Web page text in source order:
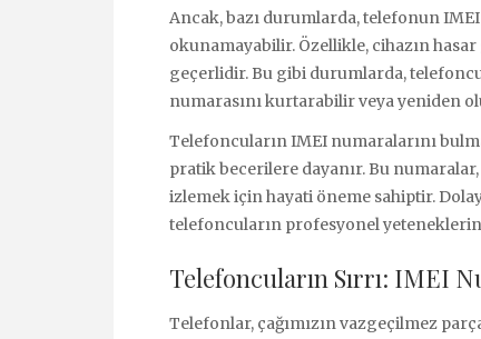
Ancak, bazı durumlarda, telefonun
okunamayabilir. Özellikle, cihazın
geçerlidir. Bu gibi durumlarda,
numarasını kurtarabilir veya yeniden
Telefoncuların IMEI numaralarını
pratik becerilere dayanır. Bu
izlemek için hayati öneme sahiptir.
telefoncuların profesyonel
Telefoncuların Sırrı: IMEI
Telefonlar, çağımızın vazgeçilmez